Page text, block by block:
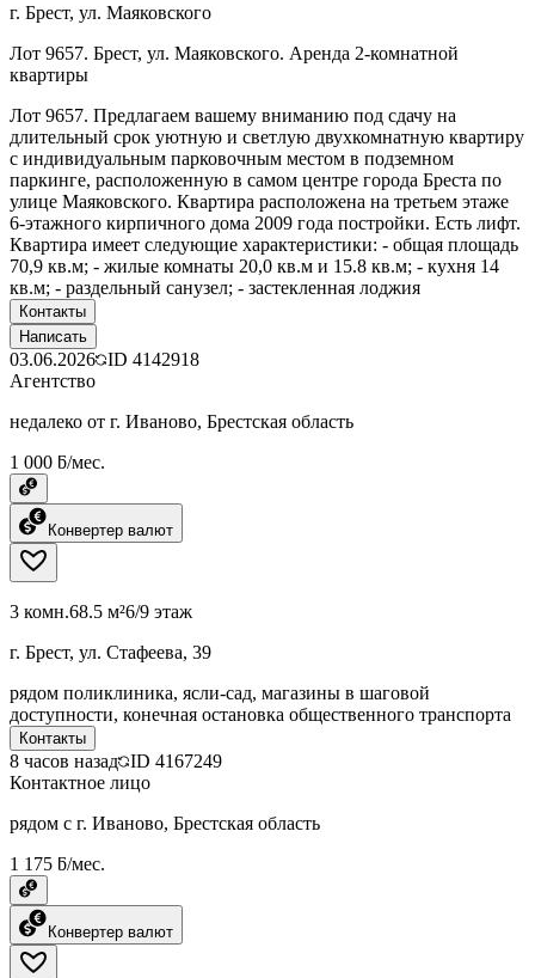
г. Брест, ул. Маяковского
Лот 9657. Брест, ул. Маяковского. Аренда 2-комнатной
квартиры
Лот 9657. Предлагаем вашему вниманию под сдачу на
длительный срок уютную и светлую двухкомнатную квартиру
с индивидуальным парковочным местом в подземном
паркинге, расположенную в самом центре города Бреста по
улице Маяковского. Квартира расположена на третьем этаже
6-этажного кирпичного дома 2009 года постройки. Есть лифт.
Квартира имеет следующие характеристики: - общая площадь
70,9 кв.м; - жилые комнаты 20,0 кв.м и 15.8 кв.м; - кухня 14
кв.м; - раздельный санузел; - застекленная лоджия
Контакты
Написать
03.06.2026 ID 4142918
Агентство
недалеко от г. Иваново, Брестская область
1 000 ƃ/мес.
Конвертер валют
3 комн.68.5 м²6/9 этаж
г. Брест, ул. Стафеева, 39
рядом поликлиника, ясли-сад, магазины в шаговой
доступности, конечная остановка общественного транспорта
Контакты
8 часов назад ID 4167249
Контактное лицо
рядом с г. Иваново, Брестская область
1 175 ƃ/мес.
Конвертер валют